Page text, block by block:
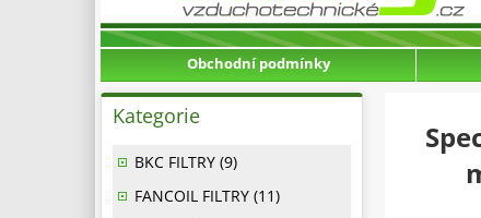
Obchodní podmínky
Kategorie
BKC FILTRY (9)
FANCOIL FILTRY (11)